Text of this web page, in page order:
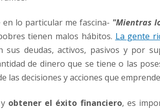
en lo particular me fascina- "Mientras
tienen malos hábitos. La gente
sus deudas, activos, pasivos y por
de dinero que se tiene o las
las decisiones y acciones que
y obtener el éxito financiero, es